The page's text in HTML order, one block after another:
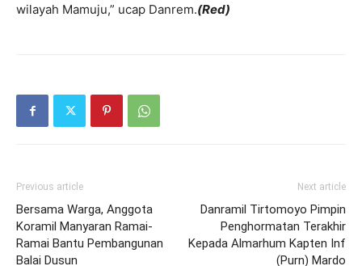
wilayah Mamuju,” ucap Danrem.(Red)
Previous article
Bersama Warga, Anggota
Koramil Manyaran Ramai-
Ramai Bantu Pembangunan
Balai Dusun
Next article
Danramil Tirtomoyo Pimpin
Penghormatan Terakhir
Kepada Almarhum Kapten Inf
(Purn) Mardo